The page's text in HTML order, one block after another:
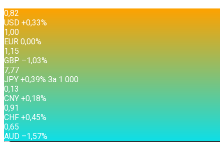
0,82
USD +0,33%
1,00
EUR 0,00%
1,15
GBP –1,03%
7,77
JPY +0,39% За 1 000
0,13
CNY +0,18%
0,91
CHF +0,45%
0,65
AUD –1,57%